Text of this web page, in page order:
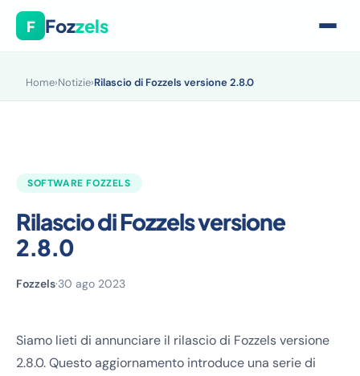
F Fozzels
Home›Notizie›Rilascio di Fozzels versione 2.8.0
SOFTWARE FOZZELS
Rilascio di Fozzels versione
2.8.0
Fozzels·30 ago 2023
Siamo lieti di annunciare il rilascio di Fozzels versione
2.8.0. Questo aggiornamento introduce una serie di